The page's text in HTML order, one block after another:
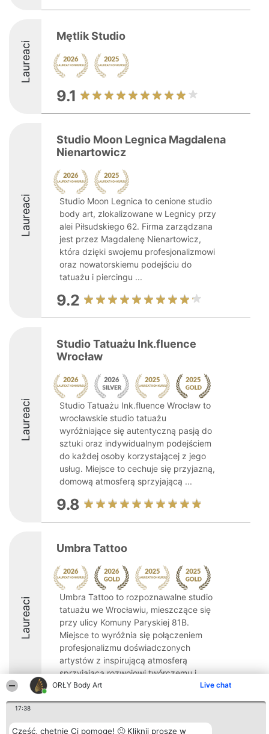
ORŁY Body Art Live chat
17:38
Cześć, chętnie Ci pomogę! 🙂 Kliknij proszę w
Laureaci
Mętlik Studio
9.1
Laureaci
Studio Moon Legnica Magdalena
Nienartowicz
Studio Moon Legnica to cenione studio
body art, zlokalizowane w Legnicy przy
alei Piłsudskiego 62. Firma zarządzana
jest przez Magdalenę Nienartowicz,
która dzięki swojemu profesjonalizmowi
oraz nowatorskiemu podejściu do
tatuażu i piercingu ...
9.2
Laureaci
Studio Tatuażu Ink.fluence
Wrocław
Studio Tatuażu Ink.fluence Wrocław to
wrocławskie studio tatuażu
wyróżniające się autentyczną pasją do
sztuki oraz indywidualnym podejściem
do każdej osoby korzystającej z jego
usług. Miejsce to cechuje się przyjazną,
domową atmosferą sprzyjającą ...
9.8
Laureaci
Umbra Tattoo
Umbra Tattoo to rozpoznawalne studio
tatuażu we Wrocławiu, mieszczące się
przy ulicy Komuny Paryskiej 81B.
Miejsce to wyróżnia się połączeniem
profesjonalizmu doświadczonych
artystów z inspirującą atmosferą
sprzyjającą rozwojowi twórczemu i ...
10